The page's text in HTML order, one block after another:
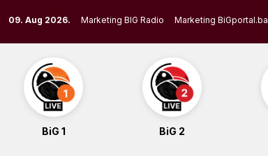
to
content
09. Aug 2026. Marketing BIG Radio Marketing BiGportal.ba
BiG 1 BiG 2